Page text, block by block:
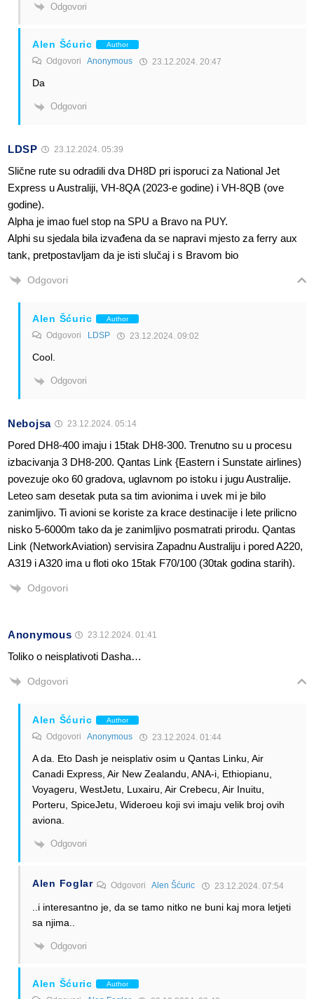
Odgovori
Alen Šćuric Author
Odgovori Anonymous 23.12.2024. 20:47
Da
Odgovori
LDSP 23.12.2024. 05:39
Slične rute su odradili dva DH8D pri isporuci za National Jet
Express u Australiji, VH-8QA (2023-e godine) i VH-8QB (ove
godine).
Alpha je imao fuel stop na SPU a Bravo na PUY.
Alphi su sjedala bila izvađena da se napravi mjesto za ferry aux
tank, pretpostavljam da je isti slučaj i s Bravom bio
Odgovori
Alen Šćuric Author
Odgovori LDSP 23.12.2024. 09:02
Cool.
Odgovori
Nebojsa 23.12.2024. 05:14
Pored DH8-400 imaju i 15tak DH8-300. Trenutno su u procesu
izbacivanja 3 DH8-200. Qantas Link {Eastern i Sunstate airlines)
povezuje oko 60 gradova, uglavnom po istoku i jugu Australije.
Leteo sam desetak puta sa tim avionima i uvek mi je bilo
zanimljivo. Ti avioni se koriste za krace destinacije i lete prilicno
nisko 5-6000m tako da je zanimljivo posmatrati prirodu. Qantas
Link (NetworkAviation) servisira Zapadnu Australiju i pored A220,
A319 i A320 ima u floti oko 15tak F70/100 (30tak godina starih).
Odgovori
Anonymous 23.12.2024. 01:41
Toliko o neisplativoti Dasha…
Odgovori
Alen Šćuric Author
Odgovori Anonymous 23.12.2024. 01:44
A da. Eto Dash je neisplativ osim u Qantas Linku, Air
Canadi Express, Air New Zealandu, ANA-i, Ethiopianu,
Voyageru, WestJetu, Luxairu, Air Crebecu, Air Inuitu,
Porteru, SpiceJetu, Wideroeu koji svi imaju velik broj ovih
aviona.
Odgovori
Alen Foglar Odgovori Alen Šćuric 23.12.2024. 07:54
..i interesantno je, da se tamo nitko ne buni kaj mora letjeti
sa njima..
Odgovori
Alen Šćuric Author